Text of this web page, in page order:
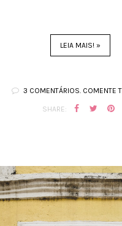
LEIA MAIS! »
3 COMENTÁRIOS. COMENTE
SHARE: